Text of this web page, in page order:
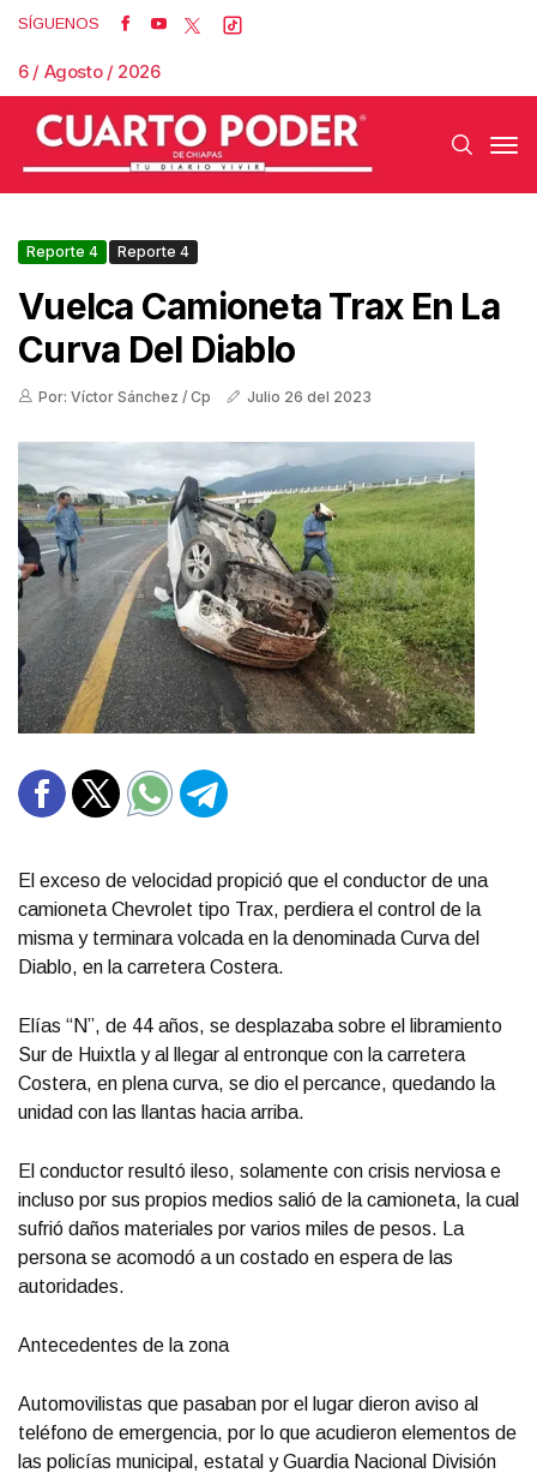
SÍGUENOS
6 / Agosto / 2026
Reporte 4 Reporte 4
Vuelca Camioneta Trax En La
Curva Del Diablo
Por: Víctor Sánchez / Cp Julio 26 del 2023
El exceso de velocidad propició que el conductor de una
camioneta Chevrolet tipo Trax, perdiera el control de la
misma y terminara volcada en la denominada Curva del
Diablo, en la carretera Costera.
Elías “N”, de 44 años, se desplazaba sobre el libramiento
Sur de Huixtla y al llegar al entronque con la carretera
Costera, en plena curva, se dio el percance, quedando la
unidad con las llantas hacia arriba.
El conductor resultó ileso, solamente con crisis nerviosa e
incluso por sus propios medios salió de la camioneta, la cual
sufrió daños materiales por varios miles de pesos. La
persona se acomodó a un costado en espera de las
autoridades.
Antecedentes de la zona
Automovilistas que pasaban por el lugar dieron aviso al
teléfono de emergencia, por lo que acudieron elementos de
las policías municipal, estatal y Guardia Nacional División